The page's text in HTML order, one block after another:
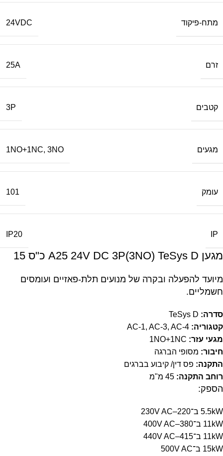
מתח-פיקוד 24VDC
זרם 25A
קטבים 3P
מגעים 1NO+1NC, 3NO
עומק 101
IP
IP20
מגען A25 24V DC 3P(3NO) TeSys D כ"ס 15
מיועד להפעלה ובקרה של מנועים תלת-פאזיים ועומסים
חשמליים.
סדרה:
קטגוריה: AC-1, AC-3, AC-4
מגעי עזר:
חיבור: מסופי הברגה
התקנה: פס דין/ קיבוע בברגים
רוחב התקנה:
הספק:
5.5kW ב־220–230V AC
11kW ב־380–400V AC
11kW ב־415–440V AC
15kW ב־500V AC